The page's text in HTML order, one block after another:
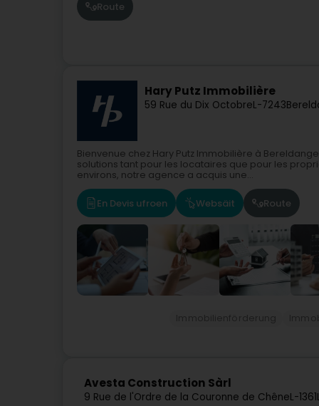
Route
Hary Putz Immobilière
59 Rue du Dix OctobreL-7243
Bienvenue chez Hary Putz Immobilière à
solutions tant pour les locataires que pour les
environs, notre agence a acquis une...
En Devis ufroen Websäit Route
Avesta Construction Sàrl
9 Rue de l'Ordre de la Couronne de ChêneL-1361